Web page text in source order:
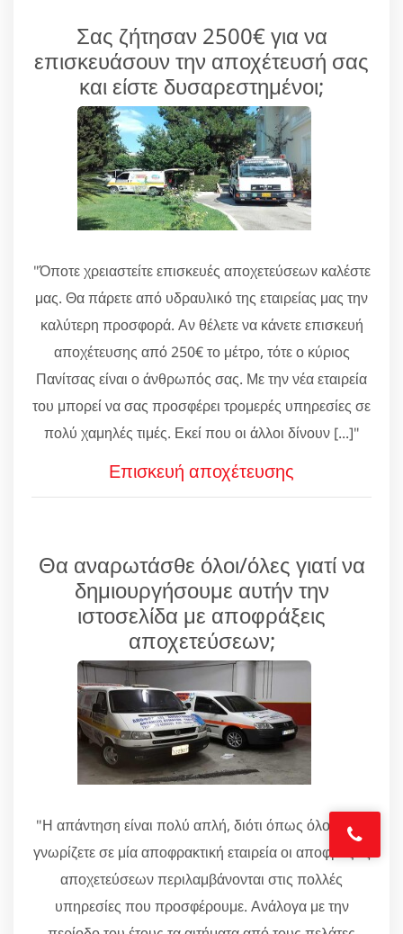
Σας ζήτησαν 2500€ για να
επισκευάσουν την αποχέτευσή σας
και είστε δυσαρεστημένοι;
"Όποτε χρειαστείτε επισκευές αποχετεύσεων καλέστε
μας. Θα πάρετε από υδραυλικό της εταιρείας μας την
καλύτερη προσφορά. Αν θέλετε να κάνετε επισκευή
αποχέτευσης από 250€ το μέτρο, τότε ο κύριος
Πανίτσας είναι ο άνθρωπός σας. Με την νέα εταιρεία
του μπορεί να σας προσφέρει τρομερές υπηρεσίες σε
πολύ χαμηλές τιμές. Εκεί που οι άλλοι δίνουν [...]"
Επισκευή αποχέτευσης
Θα αναρωτάσθε όλοι/όλες γιατί να
δημιουργήσουμε αυτήν την
ιστοσελίδα με αποφράξεις
αποχετεύσεων;
"Η απάντηση είναι πολύ απλή, διότι όπως όλοι/όλες
γνωρίζετε σε μία αποφρακτική εταιρεία οι αποφράξεις
αποχετεύσεων περιλαμβάνονται στις πολλές
υπηρεσίες που προσφέρουμε. Ανάλογα με την